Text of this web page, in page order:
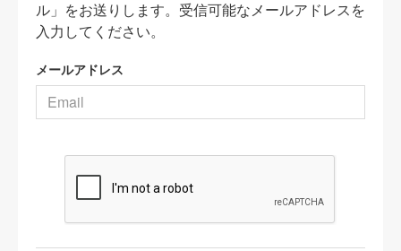
ル」をお送りします。受信可能なメールアドレスを
入力してください。
メールアドレス